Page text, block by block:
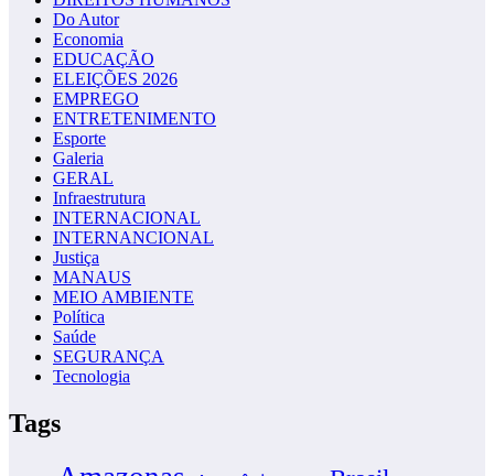
Do Autor
Economia
EDUCAÇÃO
ELEIÇÕES 2026
EMPREGO
ENTRETENIMENTO
Esporte
Galeria
GERAL
Infraestrutura
INTERNACIONAL
INTERNANCIONAL
Justiça
MANAUS
MEIO AMBIENTE
Política
Saúde
SEGURANÇA
Tecnologia
Tags